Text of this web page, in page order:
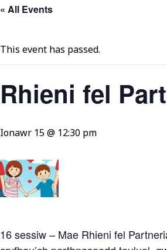
« All Events
This event has passed.
Rhieni fel
Ionawr 15 @ 12:30 pm
16 sessiw – Mae Rhieni fel